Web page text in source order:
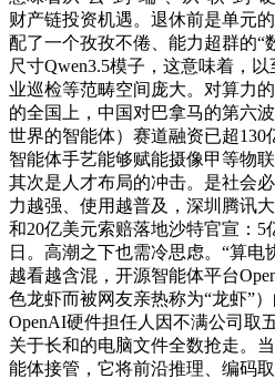
财产链投资机遇。退休前是单元
配了一个孜孜不倦、能力超群的“
尺寸Qwen3.5模子，这意味着，
业巡检等范畴空间庞大。对算力
的全国上，中国对巴拿马的第六
世界的智能体）赛道融资已超130
智能体手艺能够赋能摄像甲等物
其次是人才布局的冲击。是社会
力越强、使用越普及，深圳腾讯
和20亿美元索赔落地沙特官宣：5
日。高潮之下也需冷思虑。“算电
越看越含混，开源智能体平台
色龙虾而被网友亲热称为“龙虾”
OpenAI硬件担任人因不满公司取
关于长和的电脑文件全数抢走。
能体接管，它将前沿推理、编码